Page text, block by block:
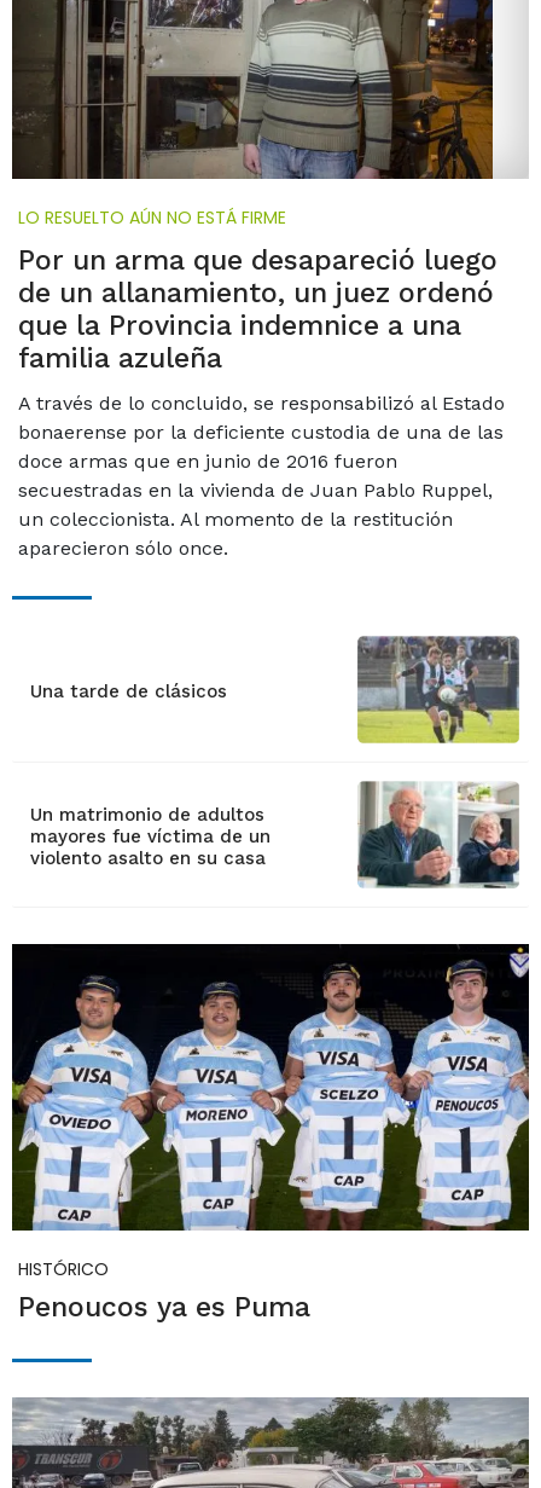
LO RESUELTO AÚN NO ESTÁ FIRME
Por un arma que desapareció luego
de un allanamiento, un juez ordenó
que la Provincia indemnice a una
familia azuleña
A través de lo concluido, se responsabilizó al Estado
bonaerense por la deficiente custodia de una de las
doce armas que en junio de 2016 fueron
secuestradas en la vivienda de Juan Pablo Ruppel,
un coleccionista. Al momento de la restitución
aparecieron sólo once.
Una tarde de clásicos
Un matrimonio de adultos
mayores fue víctima de un
violento asalto en su casa
HISTÓRICO
Penoucos ya es Puma